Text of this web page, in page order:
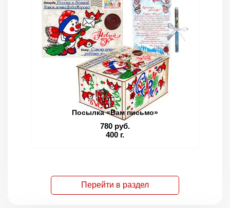
Посылка «Вам письмо»
780 руб.
400 г.
Перейти в раздел